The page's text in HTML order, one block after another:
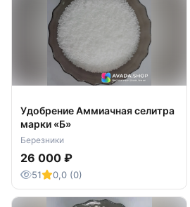
Удобрение Аммиачная селитра
марки «Б»
Березники
26 000 ₽
51 0,0 (0)